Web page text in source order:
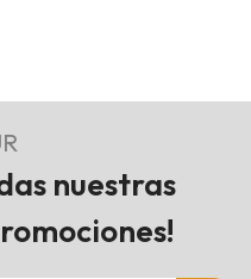
nuestras